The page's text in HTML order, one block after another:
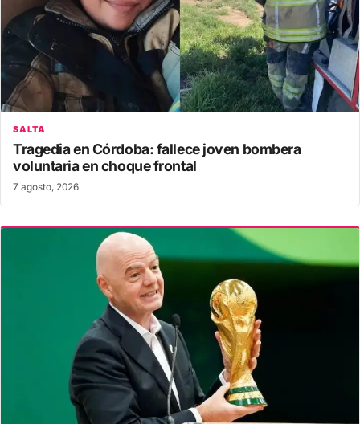
SALTA
Tragedia en Córdoba: fallece joven bombera
voluntaria en choque frontal
7 agosto, 2026